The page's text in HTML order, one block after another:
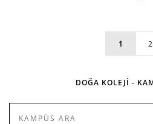
1 2
DOĞA KOLEJİ -